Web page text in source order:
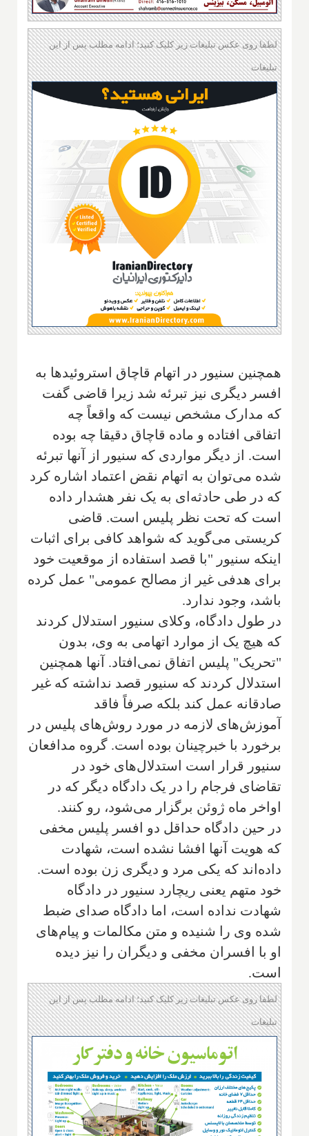
لطفا روی عکس تبلیغات زیر کلیک کنید؛ ادامه مطلب پس از این
تبلیغات
همچنین سنیور در اتهام قاچاق استروئیدها به
افسر دیگری نیز تبرئه شد زیرا قاضی گفت
که مدارک مشخص نیست که واقعاً چه
اتفاقی افتاده و ماده قاچاق دقیقا چه بوده
است. از دیگر مواردی که سنیور از آنها تبرئه
شده می‌توان به اتهام نقض اعتماد اشاره کرد
که در طی حادثه‌ای به یک نفر هشدار داده
است که تحت نظر پلیس است. قاضی
کریستی می‌گوید که شواهد کافی برای اثبات
اینکه سنیور "با قصد استفاده از موقعیت خود
برای هدفی غیر از مصالح عمومی" عمل کرده
باشد، وجود ندارد.
در طول دادگاه، وكلای سنیور استدلال كردند
كه هيچ يک از موارد اتهامی به وی، بدون
"تحريک" پليس اتفاق نمی‌افتاد. آنها همچنین
استدلال کردند که سنیور قصد نداشته که غیر
صادقانه عمل کند بلکه صرفاً فاقد
آموزش‌های لازمه در مورد روش‌های پلیس در
برخورد با خبرچینان بوده است. گروه مدافعان
سنیور قرار است استدلال‌های خود در
تقاضای فرجام را در یک دادگاه دیگر که در
اواخر ماه ژوئن برگزار می‌شود، رو کنند.
در حین دادگاه حداقل دو افسر پلیس مخفی
که هویت آنها افشا نشده است، شهادت
داده‌اند که یکی مرد و دیگری زن بوده است.
خود متهم یعنی ریچارد سنیور در دادگاه
شهادت نداده است، اما دادگاه صدای ضبط
شده وی را شنیده و متن مکالمات و پیام‌های
او با افسران مخفی و دیگران را نیز دیده
است.
لطفا روی عکس تبلیغات زیر کلیک کنید؛ ادامه مطلب پس از این
تبلیغات